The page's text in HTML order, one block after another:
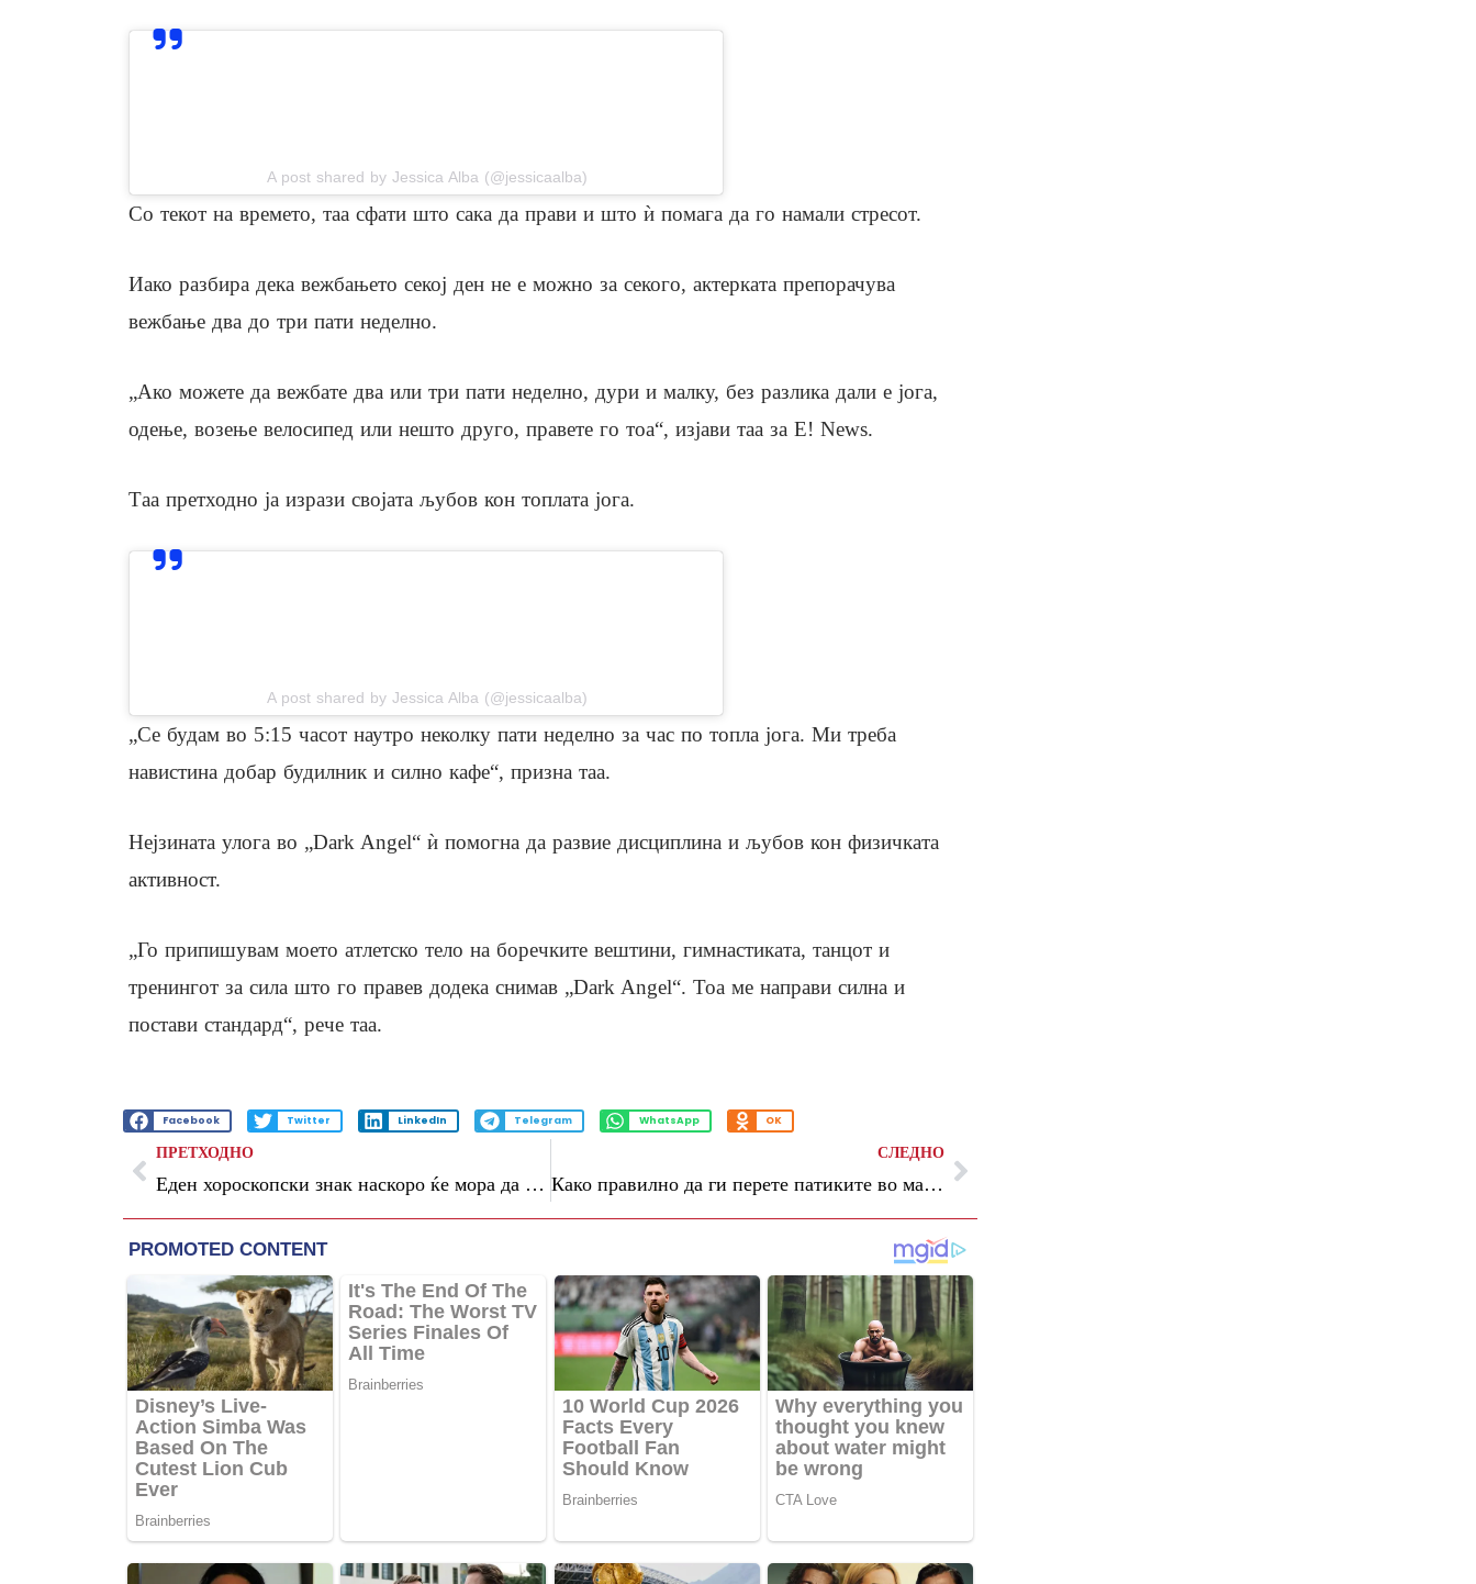
A post shared by Jessica Alba (@jessicaalba)
Со текот на времето, таа сфати што сака да прави и што ѝ помага да го намали стресот.
Иако разбира дека вежбањето секој ден не е можно за секого, актерката препорачува
вежбање два до три пати неделно.
„Ако можете да вежбате два или три пати неделно, дури и малку, без разлика дали е јога,
одење, возење велосипед или нешто друго, правете го тоа“, изјави таа за E! News.
Таа претходно ја изрази својата љубов кон топлата јога.
A post shared by Jessica Alba (@jessicaalba)
„Се будам во 5:15 часот наутро неколку пати неделно за час по топла јога. Ми треба
навистина добар будилник и силно кафе“, призна таа.
Нејзината улога во „Dark Angel“ ѝ помогна да развие дисциплина и љубов кон физичката
активност.
„Го припишувам моето атлетско тело на боречките вештини, гимнастиката, танцот и
тренингот за сила што го правев додека снимав „Dark Angel“. Тоа ме направи силна и
постави стандард“, рече таа.
Facebook Twitter LinkedIn Telegram WhatsApp OK
ПРЕТХОДНО
Еден хороскопски знак наскоро ќе мора да донесе тешка љубовна одлука
СЛЕДНО
Како правилно да ги перете патиките во машина без да ги оштетите